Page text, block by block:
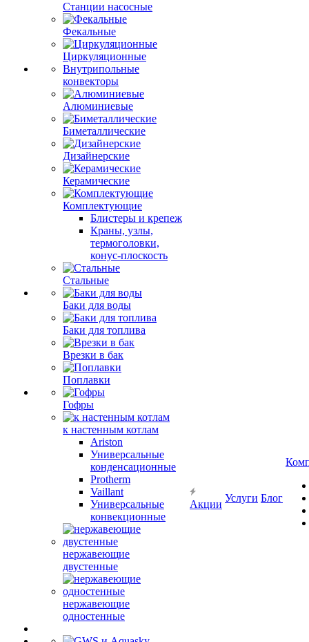
Станции насосные
Фекальные
Циркуляционные
Внутрипольные
конвекторы
Алюминиевые
Биметаллические
Дизайнерские
Керамические
Комплектующие
Блистеры и крепеж
Краны, узлы,
термоголовки,
конус-плоскость
Стальные
Баки для воды
Баки для топлива
Врезки в бак
Поплавки
Гофры
к настенным котлам
Ariston
Универсальные
конденсационные
Protherm
Vaillant
Универсальные
конвекционные
нержавеющие
двустенные
нержавеющие
одностенные
Акции
Услуги Блог